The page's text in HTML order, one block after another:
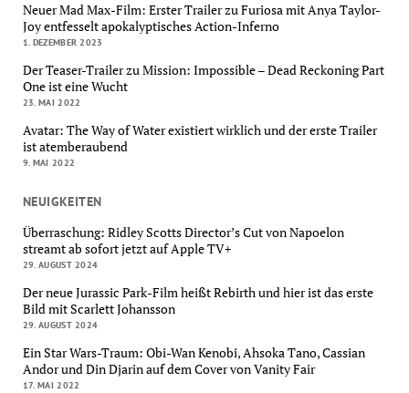
Neuer Mad Max-Film: Erster Trailer zu Furiosa mit Anya Taylor-
Joy entfesselt apokalyptisches Action-Inferno
1. DEZEMBER 2023
Der Teaser-Trailer zu Mission: Impossible – Dead Reckoning Part
One ist eine Wucht
23. MAI 2022
Avatar: The Way of Water existiert wirklich und der erste Trailer
ist atemberaubend
9. MAI 2022
NEUIGKEITEN
Überraschung: Ridley Scotts Director’s Cut von Napoelon
streamt ab sofort jetzt auf Apple TV+
29. AUGUST 2024
Der neue Jurassic Park-Film heißt Rebirth und hier ist das erste
Bild mit Scarlett Johansson
29. AUGUST 2024
Ein Star Wars-Traum: Obi-Wan Kenobi, Ahsoka Tano, Cassian
Andor und Din Djarin auf dem Cover von Vanity Fair
17. MAI 2022